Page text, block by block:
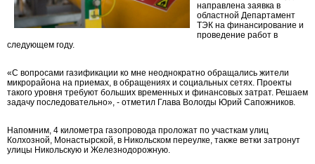
направлена заявка в
областной Департамент
ТЭК на финансирование и
проведение работ в
следующем году.
«С вопросами газификации ко мне неоднократно обращались жители
микрорайона на приемах, в обращениях и социальных сетях. Проекты
такого уровня требуют больших временных и финансовых затрат. Решаем
задачу последовательно», - отметил Глава Вологды Юрий Сапожников.
Напомним, 4 километра газопровода проложат по участкам улиц
Колхозной, Монастырской, в Никольском переулке, также ветки затронут
улицы Никольскую и Железнодорожную.